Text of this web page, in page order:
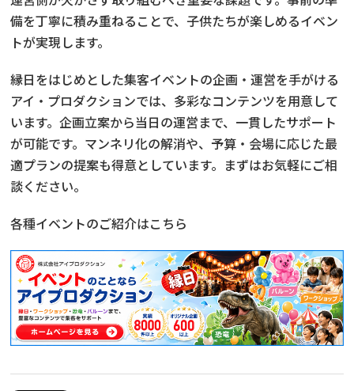
備を丁寧に積み重ねることで、子供たちが楽しめるイベン
トが実現します。
縁日をはじめとした集客イベントの企画・運営を手がける
アイ・プロダクションでは、多彩なコンテンツを用意して
います。企画立案から当日の運営まで、一貫したサポート
が可能です。マンネリ化の解消や、予算・会場に応じた最
適プランの提案も得意としています。まずはお気軽にご相
談ください。
各種イベントのご紹介はこちら